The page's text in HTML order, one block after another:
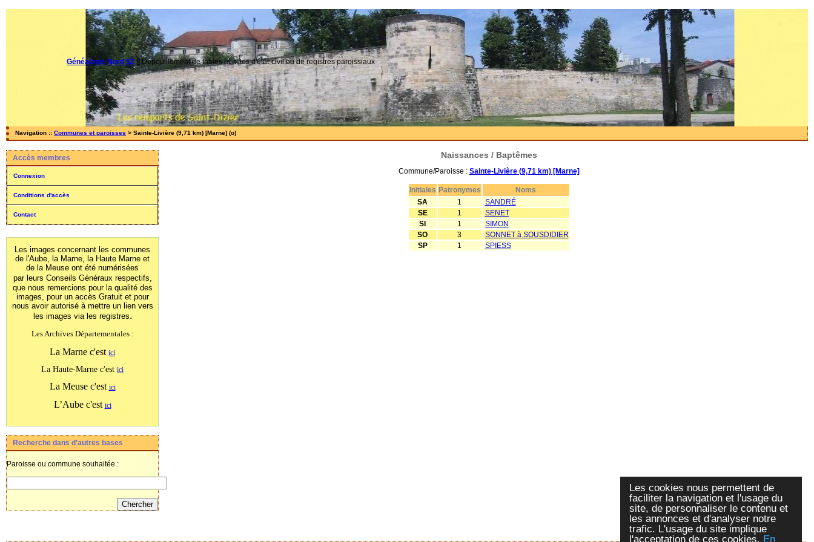
Les cookies nous permettent de
faciliter la navigation et l'usage du
site, de personnaliser le contenu et
les annonces et d'analyser notre
trafic. L'usage du site implique
l'acceptation de ces cookies. En
Généalogie Nord 52|| Dépouillement de tables et actes d'état-civil ou de registres paroissiaux
Navigation :: Communes et paroisses > Sainte-Livière (9,71 km) [Marne] (o)
Accès membres
Connexion
Conditions d'accès
Contact
Les images concernant les communes
de l'Aube, la Marne, la Haute Marne et
de la Meuse ont été numérisées
par leurs Conseils Généraux respectifs,
que nous remercions pour la qualité des
images, pour un accès Gratuit et pour
nous avoir autorisé à mettre un lien vers
les images via les registres.
Les Archives Départementales :
La Marne c'est ici
La Haute-Marne c'est ici
La Meuse c'est ici
L’Aube c'est ici
Recherche dans d'autres bases
Paroisse ou commune souhaitée :
Naissances / Baptêmes
Commune/Paroisse : Sainte-Livière (9,71 km) [Marne]
Initiales Patronymes
Noms
SA
1
SANDRÉ
SE
1
SENET
SI
1
SIMON
SO
3
SONNET à SOUSDIDIER
SP
1 SPIESS